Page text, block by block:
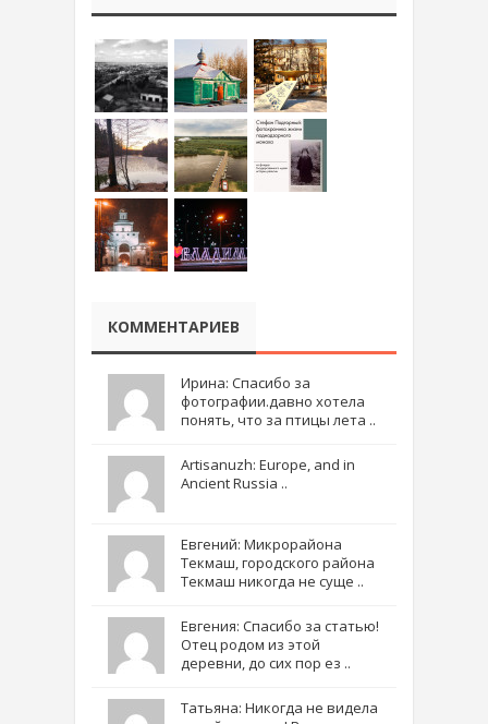
КОММЕНТАРИЕВ
Ирина: Спасибо за
фотографии.давно хотела
понять, что за птицы лета ..
Artisanuzh: Europe, and in
Ancient Russia ..
Евгений: Микрорайона
Текмаш, городского района
Текмаш никогда не суще ..
Евгения: Спасибо за статью!
Отец родом из этой
деревни, до сих пор ез ..
Татьяна: Никогда не видела